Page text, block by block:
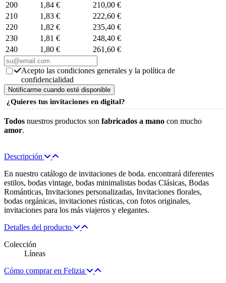
200
1,84 €
210,00 €
210
1,83 €
222,60 €
220
1,82 €
235,40 €
230
1,81 €
248,40 €
240
1,80 € 261,60 €
Acepto las condiciones generales y la política de
confidencialidad
¿Quieres tus invitaciones en digital?
Todos nuestros productos son fabricados a mano con mucho
amor.
Descripción
En nuestro catálogo de invitaciones de boda. encontrará diferentes
estilos, bodas vintage, bodas minimalistas bodas Clásicas, Bodas
Románticas, Invitaciones personalizadas, Invitaciones florales,
bodas orgánicas, invitaciones rústicas, con fotos originales,
invitaciones para los más viajeros y elegantes.
Detalles del producto
Colección
Líneas
Cómo comprar en Felizia